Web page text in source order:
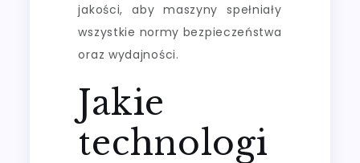
jakości, aby maszyny spełniały
wszystkie normy bezpieczeństwa
oraz wydajności.
Jakie
technologi